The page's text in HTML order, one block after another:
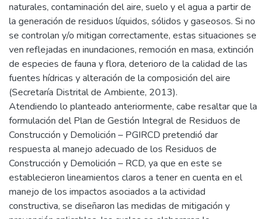
naturales, contaminación del aire, suelo y el agua a partir de
la generación de residuos líquidos, sólidos y gaseosos. Si no
se controlan y/o mitigan correctamente, estas situaciones se
ven reflejadas en inundaciones, remoción en masa, extinción
de especies de fauna y flora, deterioro de la calidad de las
fuentes hídricas y alteración de la composición del aire
(Secretaría Distrital de Ambiente, 2013).
Atendiendo lo planteado anteriormente, cabe resaltar que la
formulación del Plan de Gestión Integral de Residuos de
Construcción y Demolición – PGIRCD pretendió dar
respuesta al manejo adecuado de los Residuos de
Construcción y Demolición – RCD, ya que en este se
establecieron lineamientos claros a tener en cuenta en el
manejo de los impactos asociados a la actividad
constructiva, se diseñaron las medidas de mitigación y